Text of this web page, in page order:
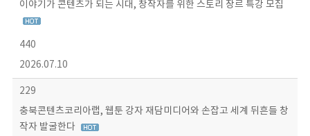
이야기가 콘텐츠가 되는 시대, 창작자를 위한 스토리 장르 특강 모집
440
2026.07.10
229
충북콘텐츠코리아랩, 웹툰 강자 재담미디어와 손잡고 세계 뒤흔들 창
작자 발굴한다